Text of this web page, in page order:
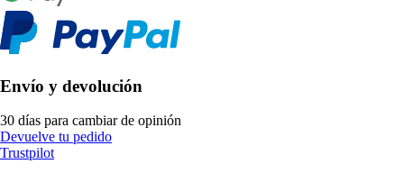
Envío y devolución
30 días para cambiar de opinión
Devuelve tu pedido
Trustpilot